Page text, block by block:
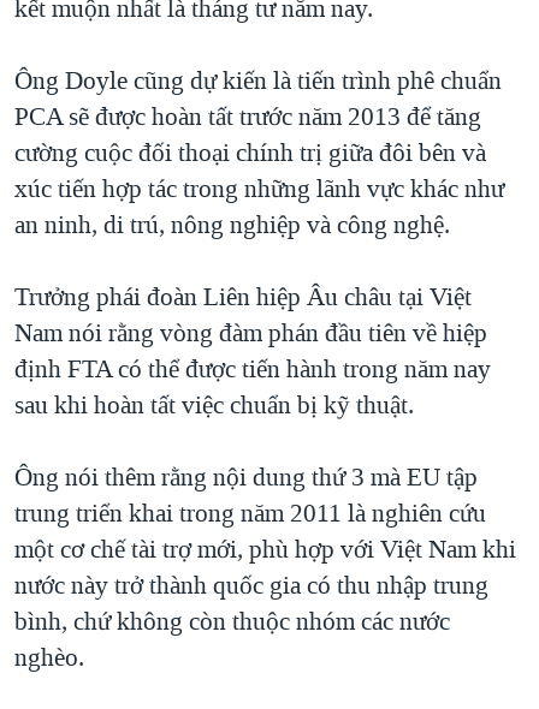
kết muộn nhất là tháng tư năm nay.
Ông Doyle cũng dự kiến là tiến trình phê chuẩn
PCA sẽ được hoàn tất trước năm 2013 để tăng
cường cuộc đối thoại chính trị giữa đôi bên và
xúc tiến hợp tác trong những lãnh vực khác như
an ninh, di trú, nông nghiệp và công nghệ.
Trưởng phái đoàn Liên hiệp Âu châu tại Việt
Nam nói rằng vòng đàm phán đầu tiên về hiệp
định FTA có thể được tiến hành trong năm nay
sau khi hoàn tất việc chuẩn bị kỹ thuật.
Ông nói thêm rằng nội dung thứ 3 mà EU tập
trung triển khai trong năm 2011 là nghiên cứu
một cơ chế tài trợ mới, phù hợp với Việt Nam khi
nước này trở thành quốc gia có thu nhập trung
bình, chứ không còn thuộc nhóm các nước
nghèo.